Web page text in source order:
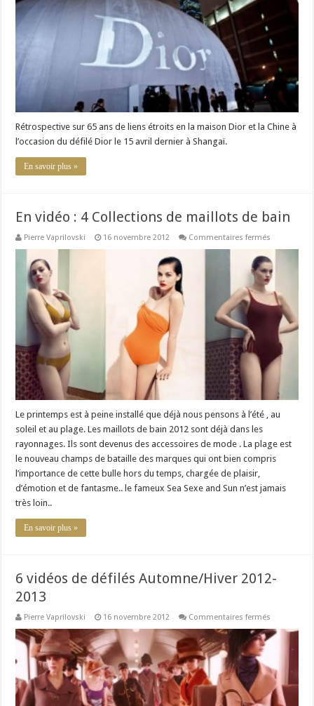
Rétrospective sur 65 ans de liens étroits en la maison Dior et la Chine à
l’occasion du défilé Dior le 15 avril dernier à Shangaï.
En savoir plus »
En vidéo : 4 Collections de maillots de bain
Pierre Vaprilovski 16 novembre 2012 Commentaires fermés
:
4
Collections
de
maillots
de
bain
Le printemps est à peine installé que déjà nous pensons à l’été , au
soleil et au plage. Les maillots de bain 2012 sont déjà dans les
rayonnages. Ils sont devenus des accessoires de mode . La plage est
le nouveau champs de bataille des marques qui ont bien compris
l’importance de cette bulle hors du temps, chargée de plaisir,
d’émotion et de fantasme.. le fameux Sea Sexe and Sun n’est jamais
très loin..
En savoir plus »
6 vidéos de défilés Automne/Hiver 2012-
2013
Pierre Vaprilovski 16 novembre 2012 Commentaires fermés
vidéos
2012-
2013